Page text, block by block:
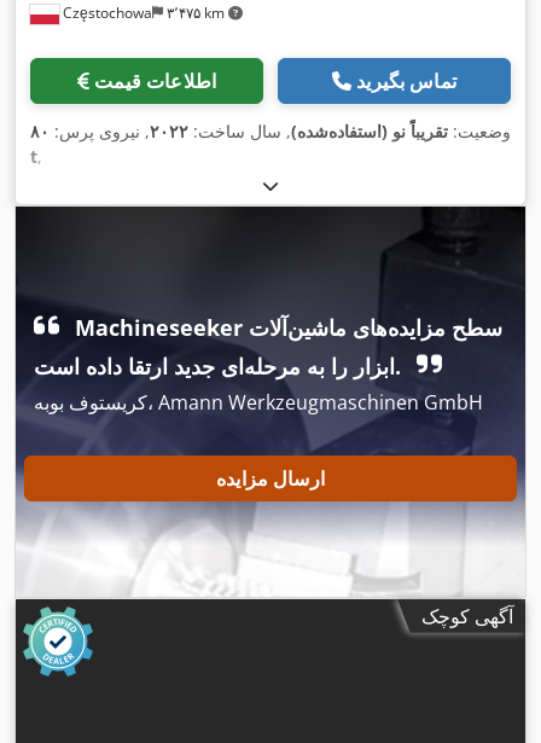
Częstochowa ۳٬۴۷۵ km
اطلاعات قیمت تماس بگیرید
وضعیت: تقریباً نو (استفاده‌شده), سال ساخت: ۲۰۲۲, نیروی پرس: ۸۰
t,
Machineseeker سطح مزایده‌های ماشین‌آلات
ابزار را به مرحله‌ای جدید ارتقا داده است.
کریستوف بوبه، Amann Werkzeugmaschinen GmbH
ارسال مزایده
آگهی کوچک